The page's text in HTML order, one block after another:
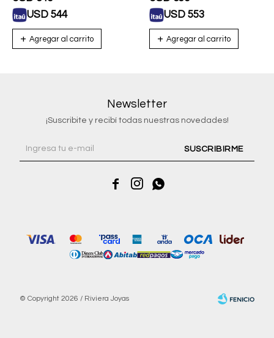
USD 544
USD 553
Newsletter
¡Suscribite y recibí todas nuestras novedades!
SUSCRIBIRME
  
© Copyright 2026 / Riviera Joyas